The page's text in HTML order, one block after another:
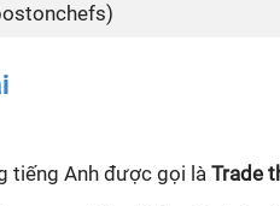
tiếng Anh được gọi là Trade